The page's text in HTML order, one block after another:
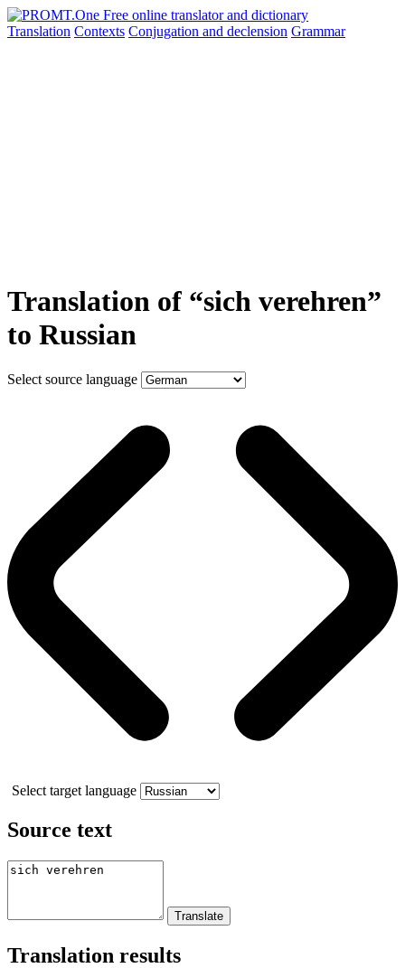
Translation Contexts Conjugation and declension Grammar
Translation of “sich verehren”
to Russian
Select source language
Select target language
Source text
Translation results